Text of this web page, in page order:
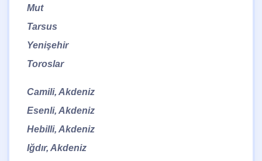
Mut
Tarsus
Yenişehir
Toroslar
Camili, Akdeniz
Esenli, Akdeniz
Hebilli, Akdeniz
Iğdır, Akdeniz